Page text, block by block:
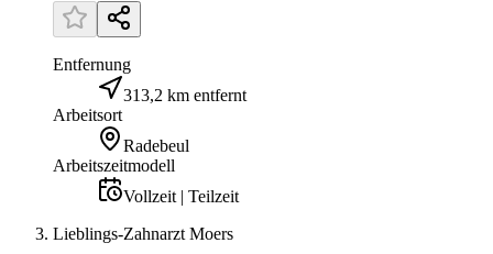
Entfernung
313,2 km entfernt
Arbeitsort
Radebeul
Arbeitszeitmodell
Vollzeit | Teilzeit
Lieblings-Zahnarzt Moers